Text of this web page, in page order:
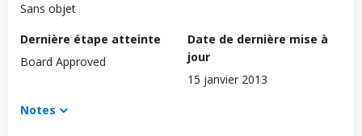
Sans objet
Dernière étape atteinte
Board Approved
Date de dernière mise à
jour
15 janvier 2013
Notes